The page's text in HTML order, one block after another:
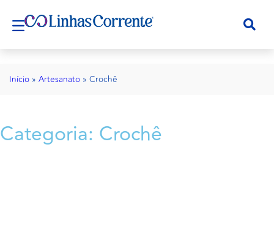
Início » Artesanato » Crochê
Categoria: Crochê